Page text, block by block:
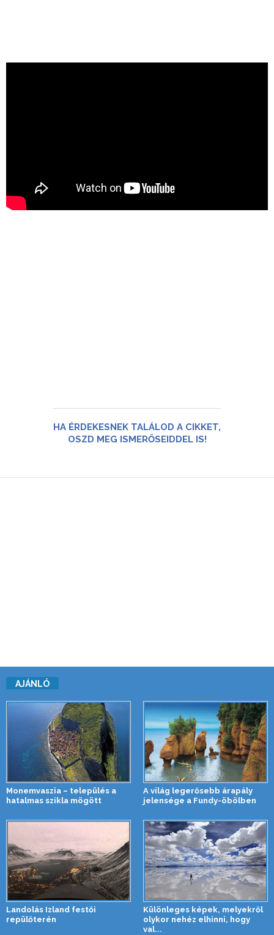
HA ÉRDEKESNEK TALÁLOD A CIKKET,
OSZD MEG ISMERŐSEIDDEL IS!
AJÁNLÓ
Monemvaszia – település a
hatalmas szikla mögött
A világ legerősebb árapály
jelensége a Fundy-öbölben
Landolás Izland festői
repülőterén
Különleges képek, melyekről
olykor nehéz elhinni, hogy
val...